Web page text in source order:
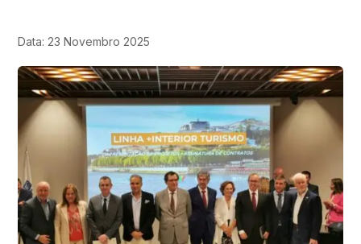
Data: 23 Novembro 2025